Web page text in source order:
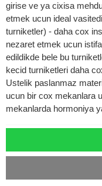
girise ve ya cixisa
etmek ucun ideal
turniketler) - daha cox
nezaret etmek ucun
edildikde bele bu
kecid turniketleri daha
Ustelik paslanmaz
ucun bir cox mekanlara
mekanlarda hormoniya